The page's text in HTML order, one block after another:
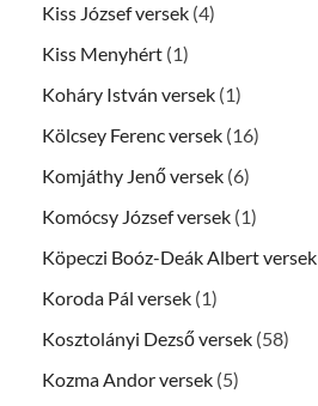
Kiss József versek (4)
Kiss Menyhért (1)
Koháry István versek (1)
Kölcsey Ferenc versek (16)
Komjáthy Jenő versek (6)
Komócsy József versek (1)
Köpeczi Boóz-Deák Albert versek
Koroda Pál versek (1)
Kosztolányi Dezső versek (58)
Kozma Andor versek (5)